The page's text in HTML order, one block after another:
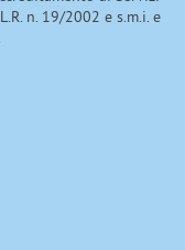
n. 19/2002 e s.m.i. e